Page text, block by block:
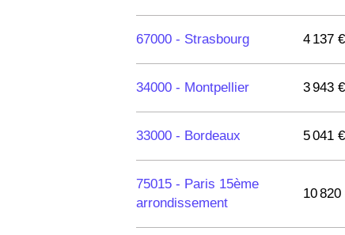
67000 - Strasbourg 4 137 €
34000 - Montpellier 3 943 €
33000 - Bordeaux 5 041 €
75015 - Paris 15ème
arrondissement
10 820